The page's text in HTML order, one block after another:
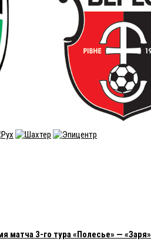
матча 3-го тура «Полесье» — «Заря»